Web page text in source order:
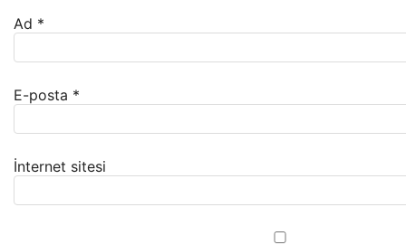
Ad *
E-posta *
İnternet sitesi